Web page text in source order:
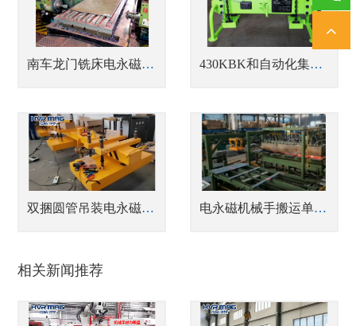
南车龙门铣床电永磁吸盘 430KBK和自动化集成搬运
双捆圆管吊装电永磁吊具在油田智能车间的应用 电永磁机械手搬运单层成排弹簧钢板工件
相关新闻推荐